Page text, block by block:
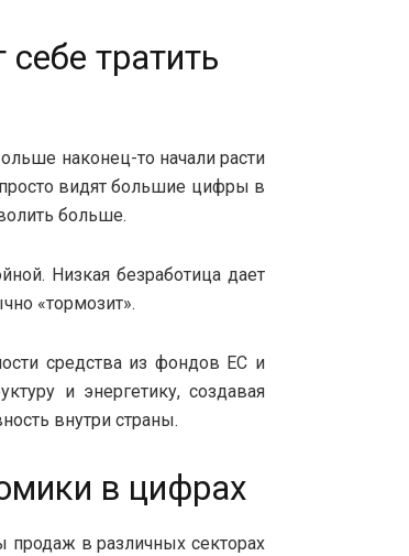
тратить
наконец-то начали расти
видят большие цифры в
больше.
Низкая безработица дает
«тормозит».
средства из фондов ЕС и
и энергетику, создавая
внутри страны.
в цифрах
продаж в различных секторах